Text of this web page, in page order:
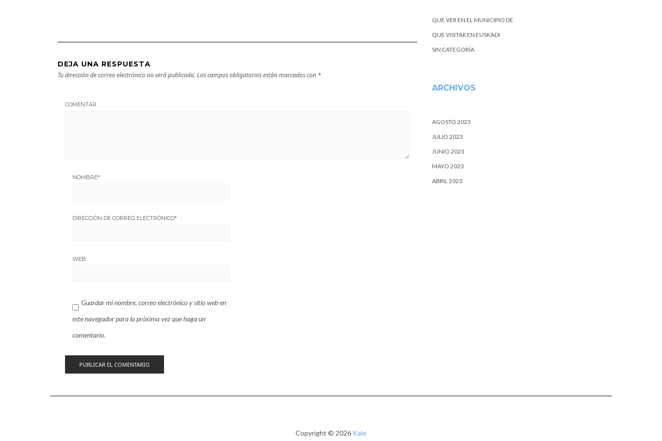
DEJA UNA RESPUESTA
Tu dirección de correo electrónico no será publicada. Los campos obligatorios están marcados con *
COMENTAR
NOMBRE*
DIRECCIÓN DE CORREO ELECTRÓNICO*
WEB
Guardar mi nombre, correo electrónico y sitio web en
este navegador para la próxima vez que haga un
comentario.
QUE VER EN EL MUNICIPIO DE
QUE VISITAR EN EUSKADI
SIN CATEGORÍA
ARCHIVOS
AGOSTO 2025
JULIO 2023
JUNIO 2023
MAYO 2023
ABRIL 2023
Copyright © 2026 Kale